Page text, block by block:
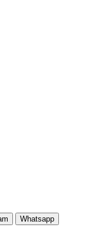
Whatsapp